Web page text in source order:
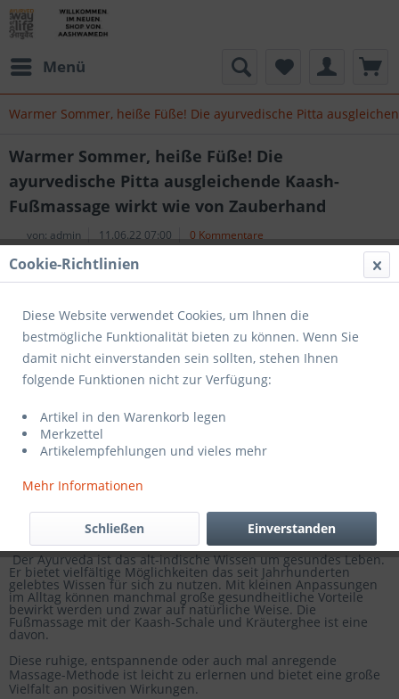
Menü
Warmer Sommer, heiße Füße! Die ayurvedische Pitta
Warmer Sommer, heiße Füße! Die
ayurvedische Pitta ausgleichende Kaash-
Fußmassage wirkt wie von Zauberhand
von: admin 11.06.22 07:00 0 Kommentare
Der Ayurveda ist das alt-indische Wissen um gesundes Leben.
Er bietet vielfältige Möglichkeiten das seit Jahrhunderten
gelebtes Wissen für sich zu nutzen. Mit kleinen Anpassungen
im Alltag können manchmal große gesundheitliche Vorteile
bewirkt werden und zwar auf natürliche Weise. Die
Fußmassage mit der Kaash-Schale und Kräuterghee ist eine
davon.
Diese ruhige, entspannende oder auch mal anregende
Massage-Methode ist leicht zu erlernen und bietet eine große
Vielfalt an positiven Wirkungen.
Cookie-Richtlinien
Diese Website verwendet Cookies, um Ihnen die
bestmögliche Funktionalität bieten zu können. Wenn Sie
damit nicht einverstanden sein sollten, stehen Ihnen
folgende Funktionen nicht zur Verfügung:
Artikel in den Warenkorb legen
Merkzettel
Artikelempfehlungen und vieles mehr
Mehr Informationen
Einverstanden
Schließen